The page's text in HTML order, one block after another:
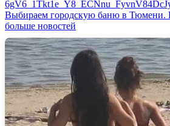
Выбираем городскую баню в Тюмени.
больше новостей